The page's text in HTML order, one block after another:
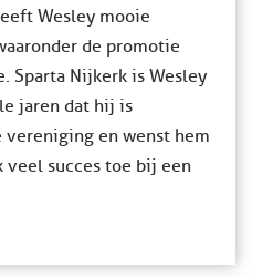
Wesley mooie
de promotie
Sparta Nijkerk is Wesley
jaren dat hij is
en wenst hem
veel succes toe bij een